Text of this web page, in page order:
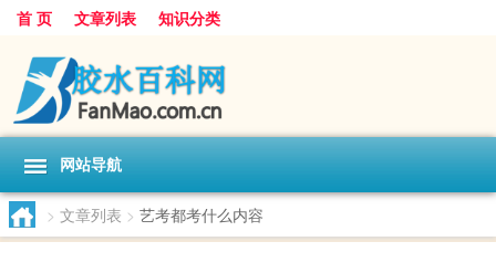
首 页 文章列表 知识分类
网站导航
> 文章列表 > 艺考都考什么内容